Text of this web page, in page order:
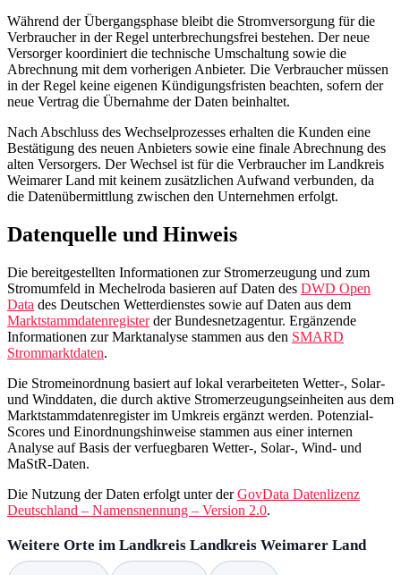
Während der Übergangsphase bleibt die Stromversorgung für die
Verbraucher in der Regel unterbrechungsfrei bestehen. Der neue
Versorger koordiniert die technische Umschaltung sowie die
Abrechnung mit dem vorherigen Anbieter. Die Verbraucher müssen
in der Regel keine eigenen Kündigungsfristen beachten, sofern der
neue Vertrag die Übernahme der Daten beinhaltet.
Nach Abschluss des Wechselprozesses erhalten die Kunden eine
Bestätigung des neuen Anbieters sowie eine finale Abrechnung des
alten Versorgers. Der Wechsel ist für die Verbraucher im Landkreis
Weimarer Land mit keinem zusätzlichen Aufwand verbunden, da
die Datenübermittlung zwischen den Unternehmen erfolgt.
Datenquelle und Hinweis
Die bereitgestellten Informationen zur Stromerzeugung und zum
Stromumfeld in Mechelroda basieren auf Daten des DWD Open
Data des Deutschen Wetterdienstes sowie auf Daten aus dem
Marktstammdatenregisterder Bundesnetzagentur. Ergänzende
Informationen zur Marktanalyse stammen aus den SMARD
Strommarktdaten.
Die Stromeinordnung basiert auf lokal verarbeiteten Wetter-, Solar-
und Winddaten, die durch aktive Stromerzeugungseinheiten aus dem
Marktstammdatenregister im Umkreis ergänzt werden. Potenzial-
Scores und Einordnungshinweise stammen aus einer internen
Analyse auf Basis der verfuegbaren Wetter-, Solar-, Wind- und
MaStR-Daten.
Die Nutzung der Daten erfolgt unter derGovData Datenlizenz
Deutschland – Namensnennung – Version 2.0.
Weitere Orte im Landkreis Landkreis Weimarer Land